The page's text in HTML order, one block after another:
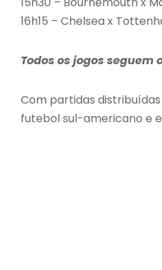
16h15 – Chelsea x
Todos os jogos seguem
Com partidas
futebol sul-americano e